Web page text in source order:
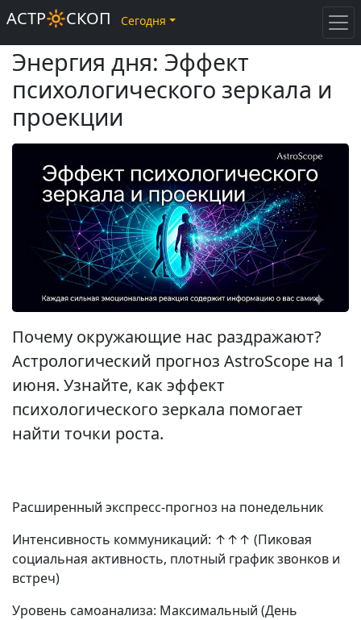
Энергия дня: Эффект
психологического зеркала и
проекции
Почему окружающие нас раздражают?
Астрологический прогноз AstroScope на 1
июня. Узнайте, как эффект
психологического зеркала помогает
найти точки роста.
Расширенный экспресс-прогноз на понедельник
Интенсивность коммуникаций: ↑↑↑ (Пиковая
социальная активность, плотный график звонков и
встреч)
Уровень самоанализа: Максимальный (День
АСТР🔆СКОП Сегодня